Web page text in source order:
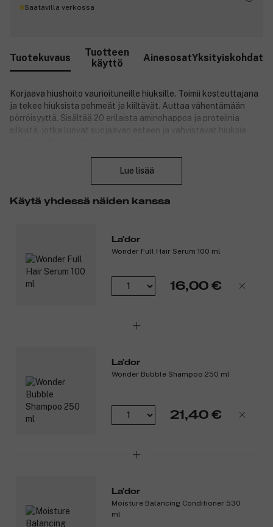
Saatavilla verkossa
Tuotekuvaus
Tuotteen
käyttö
AinesosatYksityiskohdat
Korjaava hiushoito vaurioituneille hiuksille. Toimii kosteuttajana
ja tekee hiuksista pehmeät ja kiiltävät. Auttaa vähentämään
pörröisyyttä. Sisältää 20 erilaista aminohappoa ja proteiinia
silkistä, jotka luovat suojaavan esteen ja vahvistavat hiuksia
Parhaan tuloksen saavuttamiseksi käytä La'dor Wonder Balmin
Tuotenumero:3304760
Lue lisää
Käytä yhdessä näiden kanssa
La'dor
Wonder Full Hair Serum 100 ml
16,00 €
La'dor
Wonder Bubble Shampoo 250 ml
21,40 €
La'dor
Moisture Balancing Conditioner 530
ml